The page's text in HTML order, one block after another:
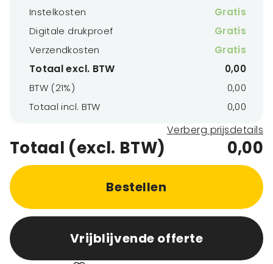
Instelkosten
Gratis
Digitale drukproef
Gratis
Verzendkosten
Gratis
Totaal excl. BTW
0,00
BTW (21%)
0,00
Totaal incl. BTW
0,00
Verberg prijsdetails
Totaal (excl. BTW) 0,00
Bestellen
Vrijblijvende offerte